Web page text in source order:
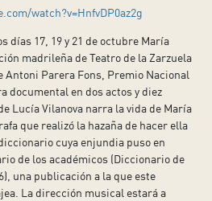
watch?v=HnfvDP0az2g
días 17, 19 y 21 de octubre María
madrileña de Teatro de la Zarzuela
Antoni Parera Fons, Premio Nacional
documental en dos actos y diez
Lucía Vilanova narra la vida de María
que realizó la hazaña de hacer ella
cuya enjundia puso en
de los académicos (Diccionario de
una publicación a la que este
La dirección musical estará a